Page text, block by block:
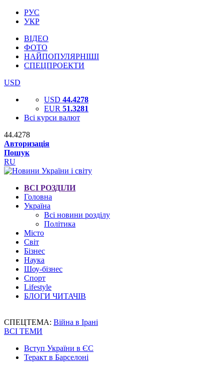
РУС
УКР
ВІДЕО
ФОТО
НАЙПОПУЛЯРНІШІ
СПЕЦПРОЕКТИ
USD
USD 44.4278
EUR 51.3281
Всі курси валют
44.4278
Авторизація
Пошук
RU
ВСІ РОЗДІЛИ
Головна
Україна
Всі новини розділу
Політика
Місто
Світ
Бізнес
Наука
Шоу-бізнес
Спорт
Lifestyle
БЛОГИ ЧИТАЧІВ
СПЕЦТЕМА: Війна в Ірані
ВСІ ТЕМИ
Вступ України в ЄС
Теракт в Барселоні